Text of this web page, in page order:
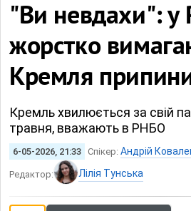
"Ви невдахи":
жорстко
Кремля
Кремль хвилюється за свій
травня, вважають в РНБО
6-05-2026, 21:33 Спікер: Андрій
Редактор: Лілія Тунська